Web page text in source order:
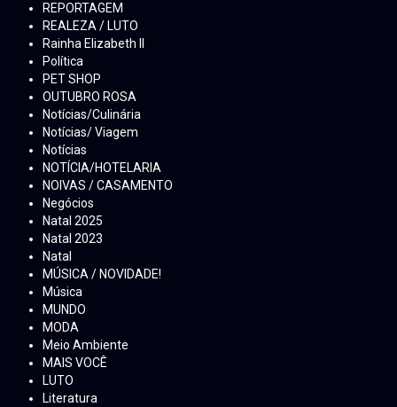
REPORTAGEM
REALEZA / LUTO
Rainha Elizabeth ll
Política
PET SHOP
OUTUBRO ROSA
Notícias/Culinária
Notícias/ Viagem
Notícias
NOTÍCIA/HOTELARIA
NOIVAS / CASAMENTO
Negócios
Natal 2025
Natal 2023
Natal
MÚSICA / NOVIDADE!
Música
MUNDO
MODA
Meio Ambiente
MAIS VOCÊ
LUTO
Literatura